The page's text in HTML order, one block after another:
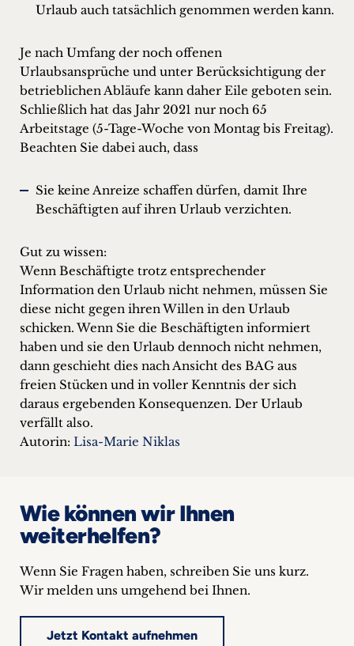
Urlaub auch tatsächlich genommen werden kann.
Je nach Umfang der noch offenen
Urlaubsansprüche und unter Berücksichtigung der
betrieblichen Abläufe kann daher Eile geboten sein.
Schließlich hat das Jahr 2021 nur noch 65
Arbeitstage (5-Tage-Woche von Montag bis Freitag).
Beachten Sie dabei auch, dass
Sie keine Anreize schaffen dürfen, damit Ihre
Beschäftigten auf ihren Urlaub verzichten.
Gut zu wissen:
Wenn Beschäftigte trotz entsprechender
Information den Urlaub nicht nehmen, müssen Sie
diese nicht gegen ihren Willen in den Urlaub
schicken. Wenn Sie die Beschäftigten informiert
haben und sie den Urlaub dennoch nicht nehmen,
dann geschieht dies nach Ansicht des BAG aus
freien Stücken und in voller Kenntnis der sich
daraus ergebenden Konsequenzen. Der Urlaub
verfällt also.
Autorin: Lisa-Marie Niklas
Wie können wir Ihnen
weiterhelfen?
Wenn Sie Fragen haben, schreiben Sie uns kurz.
Wir melden uns umgehend bei Ihnen.
Jetzt Kontakt aufnehmen